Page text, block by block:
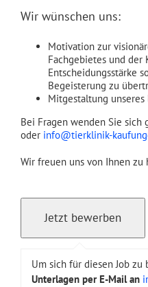
Wir wünschen uns:
Motivation zur
Fachgebietes und
Entscheidungsstärke
Begeisterung zu
Mitgestaltung unseres
Bei Fragen wenden Sie sich
oder info@tierklinik-
Wir freuen uns von Ihnen zu
Um sich für diesen Job zu
Unterlagen per E-Mail an